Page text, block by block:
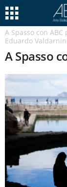
A Spasso con
Eduardo Valdarnini
A Spasso